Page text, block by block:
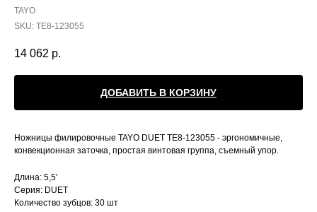
TAYO
SKU: TE8-123055
14 062 р.
ДОБАВИТЬ В КОРЗИНУ
Ножницы филировочные TAYO DUET TE8-123055 - эргономичные,
конвекционная заточка, простая винтовая группа, съемный упор.
Длина: 5,5'
Серия: DUET
Количество зубцов: 30 шт